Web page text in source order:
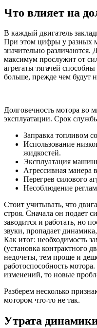
Что влияет на
В каждый двигатель
При этом цифры у разных
значительно различаются.
максимум прослужит от
агрегаты тягачей
больше, прежде чем будут
Долговечность мотора во
эксплуатации. Срок
Заправка топливом
Использование
жидкостей.
Эксплуатация
Агрессивная манера
Перегрев силового
Несоблюдение
Стоит учитывать, что
строя. Сначала он подает
заводится и работать, но
звуки, пропадает
Как итог: необходимость
(установка контрактного
недочеты, тем проще и
работоспособность
изменений, то новые
Разберем несколько
мотором что-то не так.
Утрата